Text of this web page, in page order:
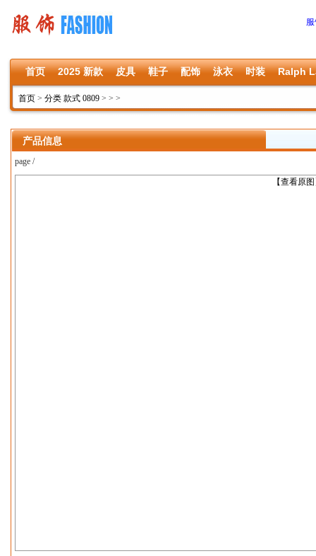
首页 2025 新款 皮具 鞋子 配饰 泳衣 时装 Ralph
首页 > 分类 款式 0809 > > >
产品信息
page /
【查看原
上一张